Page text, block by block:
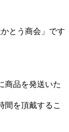
とう商会」です
商品を発送いた
間を頂戴するこ